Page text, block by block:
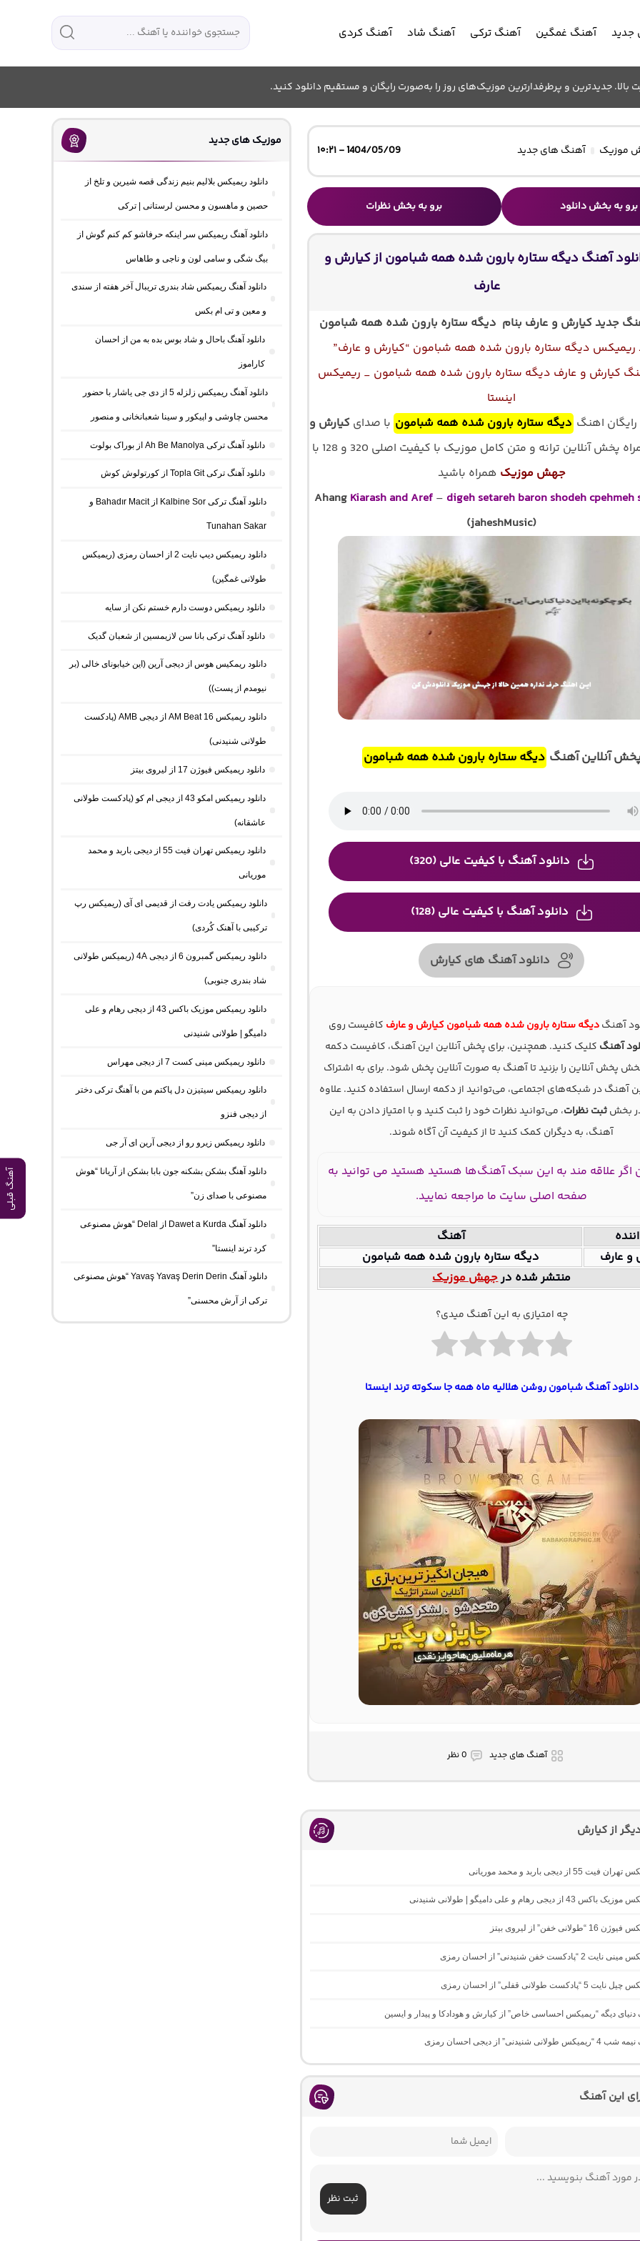
آهنگ قبلی
جدید آهنگ غمگین آهنگ ترکی آهنگ شاد آهنگ کردی
جدیدترین و پرطرفدارترین موزیک‌های روز را به‌صورت رایگان و مستقیم دانلود کنید.
موزیک آهنگ های جدید 1404/05/09 - ۱۰:۲۱
برو به بخش دانلود برو به بخش نظرات
آهنگ دیگه ستاره بارون شده همه شبامون از کیارش و
عارف
جدید کیارش و عارف بنام دیگه ستاره بارون شده همه شبامون
ریمیکس دیگه ستاره بارون شده همه شبامون “کیارش و عارف”
کیارش و عارف دیگه ستاره بارون شده همه شبامون _ ریمیکس
اینستا
رایگان اهنگ دیگه ستاره بارون شده همه شبامون با صدای کیارش و
پخش آنلاین ترانه و متن کامل موزیک با کیفیت اصلی 320 و 128 با
جهش موزیک همراه باشید
Ahang Kiarash and Aref – digeh setareh baron shodeh cpehmeh
(jaheshMusic)
آنلاین آهنگ دیگه ستاره بارون شده همه شبامون
دانلود آهنگ با کیفیت عالی (320)
دانلود آهنگ با کیفیت عالی (128)
دانلود آهنگ های کیارش
آهنگدیگه ستاره بارون شده همه شبامون کیارش و عارف کافیست روی
آهنگ کلیک کنید. همچنین، برای پخش آنلاین این آهنگ، کافیست دکمه
پخش آنلاین را بزنید تا آهنگ به صورت آنلاین پخش شود. برای به اشتراک
آهنگ در شبکه‌های اجتماعی، می‌توانید از دکمه ارسال استفاده کنید. علاوه
بخشثبت نظرات، می‌توانید نظرات خود را ثبت کنید و با امتیاز دادن به این
آهنگ، به دیگران کمک کنید تا از کیفیت آن آگاه شوند.
اگر علاقه مند به این سبک آهنگ‌ها هستید هستید می توانید به
صفحه اصلی سایت ما مراجعه نمایید.
آهنگ
و عارف
دیگه ستاره بارون شده همه شبامون
منتشر شده درجهش موزیک
چه امتیازی به این آهنگ میدی؟
دانلود آهنگ شبامون روشن هلالیه ماه همه جا سکوته ترند اینستا
آهنگ های جدید 0 نظر
از کیارش
55 از دیجی باربد و محمد موریانی
از دیجی رهام و علی دامیگو | طولانی شنیدنی
خفن” از لیروی بیتز
“پادکست خفن شنیدنی” از احسان رمزی
طولانی قفلی” از احسان رمزی
دنیای دیگه “ریمیکس احساسی خاص” از کیارش و هودادکا و پیدار و ایسین
شنیدنی” از دیجی احسان رمزی
این آهنگ
ثبت نظر
موزیک های جدید
دانلود ریمیکس بلالیم بنیم زندگی قصه شیرین و تلخ از
حصین و ماهسون و محسن لرستانی | ترکی
دانلود آهنگ ریمیکس سر اینکه حرفاشو کم کنم گوش از
بیگ شگی و سامی لون و ناجی و طاهاس
دانلود آهنگ ریمیکس شاد بندری تریبال آخر هفته از سندی
و معین و تی ام بکس
دانلود آهنگ باحال و شاد بوس بده به من از احسان
کاراموز
دانلود آهنگ ریمیکس زلزله 5 از دی جی یاشار با حضور
محسن چاوشی و اپیکور و سینا شعبانخانی و منصور
دانلود آهنگ ترکی Ah Be Manolya از بوراک بولوت
دانلود آهنگ ترکی Topla Git از کورتولوش کوش
دانلود آهنگ ترکی Kalbine Sor از Bahadır Macit و
Tunahan Sakar
دانلود ریمیکس دیپ نایت 2 از احسان رمزی (ریمیکس
طولانی غمگین)
دانلود ریمیکس دوست دارم خستم نکن از سایه
دانلود آهنگ ترکی بانا سن لازیمسین از شعبان گدیک
دانلود ریمکیس هوس از دیجی آرین (این خیابونای خالی (بر
نیومدم از پست))
دانلود ریمیکس AM Beat 16 از دیجی AMB (پادکست
طولانی شنیدنی)
دانلود ریمیکس فیوژن 17 از لیروی بیتز
دانلود ریمیکس امکو 43 از دیجی ام کو (پادکست طولانی
عاشقانه)
دانلود ریمیکس تهران فیت 55 از دیجی باربد و محمد
موریانی
دانلود ریمیکس یادت رفت از قدیمی ای آی (ریمیکس رپ
ترکیبی با آهنک کُردی)
دانلود ریمیکس گمبرون 6 از دیجی 4A (ریمیکس طولانی
شاد بندری جنوبی)
دانلود ریمیکس موزیک باکس 43 از دیجی رهام و علی
دامیگو | طولانی شنیدنی
دانلود ریمیکس مینی کست 7 از دیجی مهراس
دانلود ریمیکس سیتیزن دل پاکتم من با آهنگ ترکی دختر
از دیجی فنزو
دانلود ریمیکس زیرو رو از دیجی آرین ای آر جی
دانلود آهنگ بشکن بشکنه جون بابا بشکن از آریانا “هوش
مصنوعی با صدای زن”
دانلود آهنگ Dawet a Kurda از Delal “هوش مصنوعی
کرد ترند اینستا”
دانلود آهنگ Yavaş Yavaş Derin Derin “هوش مصنوعی
ترکی از آرش محسنی”